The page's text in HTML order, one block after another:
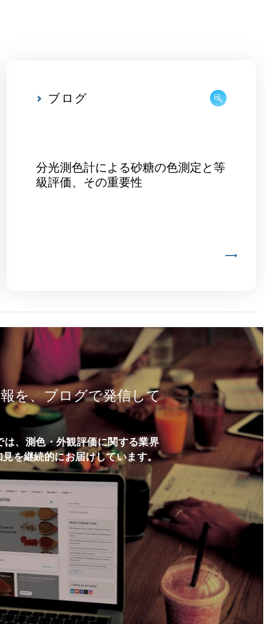
ブログ
分光測色計による砂糖の色測定と等
級評価、その重要性
を、ブログで発信して
、測色・外観評価に関する業界
を継続的にお届けしています。